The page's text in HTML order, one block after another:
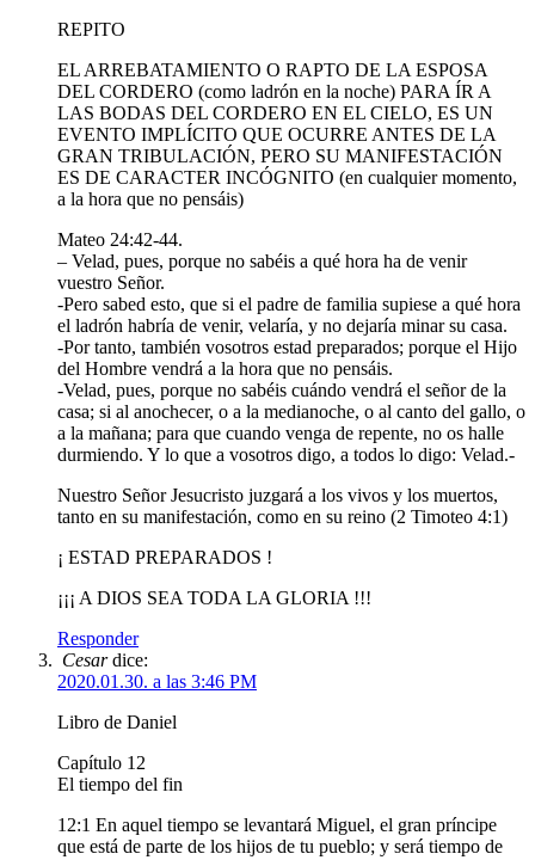
REPITO
EL ARREBATAMIENTO O RAPTO DE LA ESPOSA
DEL CORDERO (como ladrón en la noche) PARA ÍR A
LAS BODAS DEL CORDERO EN EL CIELO, ES UN
EVENTO IMPLÍCITO QUE OCURRE ANTES DE LA
GRAN TRIBULACIÓN, PERO SU MANIFESTACIÓN
ES DE CARACTER INCÓGNITO (en cualquier momento,
a la hora que no pensáis)
Mateo 24:42-44.
– Velad, pues, porque no sabéis a qué hora ha de venir
vuestro Señor.
-Pero sabed esto, que si el padre de familia supiese a qué hora
el ladrón habría de venir, velaría, y no dejaría minar su casa.
-Por tanto, también vosotros estad preparados; porque el Hijo
del Hombre vendrá a la hora que no pensáis.
-Velad, pues, porque no sabéis cuándo vendrá el señor de la
casa; si al anochecer, o a la medianoche, o al canto del gallo, o
a la mañana; para que cuando venga de repente, no os halle
durmiendo. Y lo que a vosotros digo, a todos lo digo: Velad.-
Nuestro Señor Jesucristo juzgará a los vivos y los muertos,
tanto en su manifestación, como en su reino (2 Timoteo 4:1)
¡ ESTAD PREPARADOS !
¡¡¡ A DIOS SEA TODA LA GLORIA !!!
Responder
Cesar dice:
2020.01.30. a las 3:46 PM
Libro de Daniel
Capítulo 12
El tiempo del fin
12:1 En aquel tiempo se levantará Miguel, el gran príncipe
que está de parte de los hijos de tu pueblo; y será tiempo de